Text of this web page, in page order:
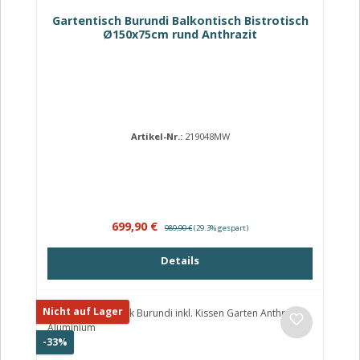
Gartentisch Burundi Balkontisch Bistrotisch
Ø150x75cm rund Anthrazit
Artikel-Nr.: 219048MW
Verkaufspreis:
699,90 € Regulärer Preis:
989,90 €(29.3% gespart)
Details
Nicht auf Lager
-33%